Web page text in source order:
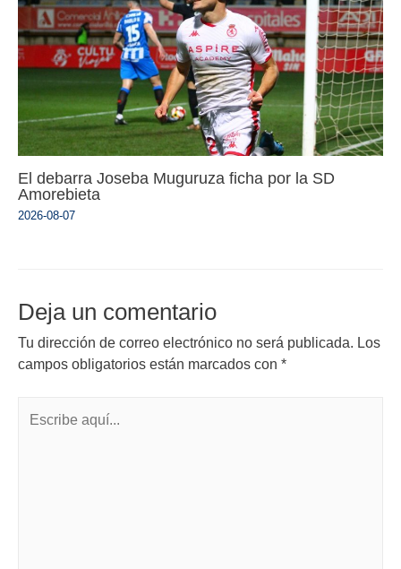
El debarra Joseba Muguruza ficha por la SD
Amorebieta
2026-08-07
Deja un comentario
Tu dirección de correo electrónico no será publicada. Los
campos obligatorios están marcados con *